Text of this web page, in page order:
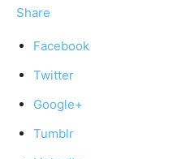
Share
Facebook
Twitter
Google+
Tumblr